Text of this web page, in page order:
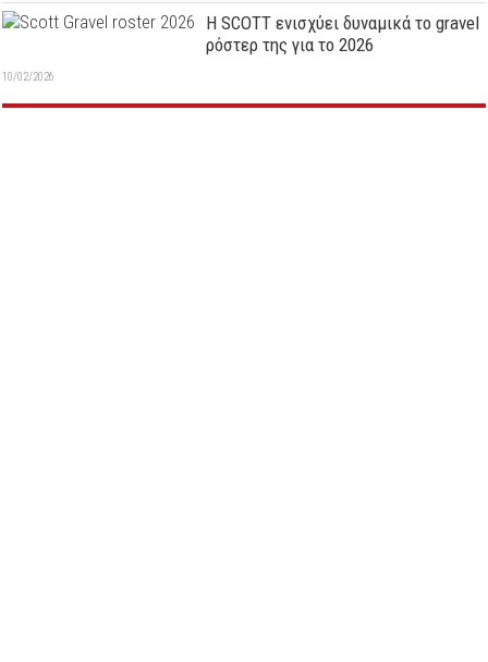
Η SCOTT ενισχύει δυναμικά το gravel
ρόστερ της για το 2026
10/02/2026